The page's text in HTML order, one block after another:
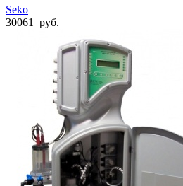
Seko
30061
руб.